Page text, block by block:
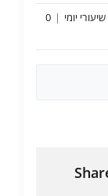
שיעורי יומי |
0